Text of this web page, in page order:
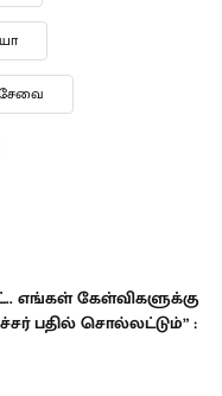
எங்கள் கேள்விகளுக்கு
பதில் சொல்லட்டும்” :